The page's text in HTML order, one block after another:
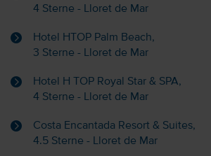
4 Sterne - Lloret de Mar
Hotel HTOP Palm Beach,
3 Sterne - Lloret de Mar
Hotel H TOP Royal Star & SPA,
4 Sterne - Lloret de Mar
Costa Encantada Resort & Suites,
4.5 Sterne - Lloret de Mar